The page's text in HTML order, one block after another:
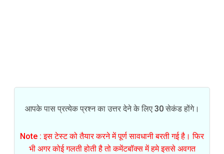
आपके पास प्रत्येक प्रश्न का उत्तर देने के लिए 30 सेकंड होंगे।
Note : इस टेस्ट को तैयार करने में पूर्ण सावधानी बरती गई है। फिर
भी अगर कोई गलती होती है तो कमेंटबॉक्स में हमे इससे अवगत